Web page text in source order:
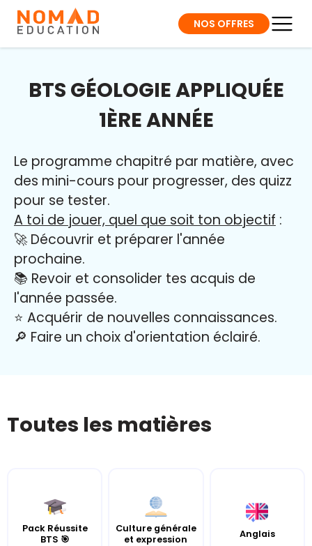
NOS OFFRES
BTS GÉOLOGIE APPLIQUÉE
1ÈRE ANNÉE
Le programme chapitré par matière, avec
des mini-cours pour progresser, des quizz
pour se tester.
A toi de jouer, quel que soit ton objectif :
🚀 Découvrir et préparer l'année
prochaine.
📚 Revoir et consolider tes acquis de
l'année passée.
⭐️ Acquérir de nouvelles connaissances.
🔎 Faire un choix d'orientation éclairé.
Toutes les matières
Pack Réussite
BTS 🎯
Culture générale
et expression
Anglais